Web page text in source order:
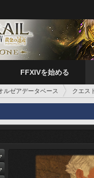
FFXIVを始める
ルゼアデータベース クエス